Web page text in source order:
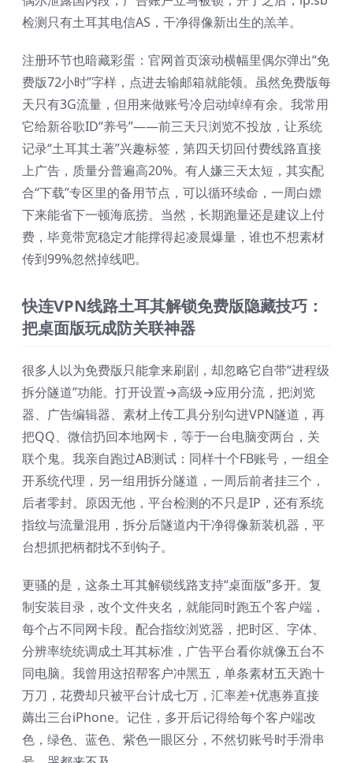
检测只有土耳其电信AS，干净得像新出生的羔羊。
注册环节也暗藏彩蛋：官网首页滚动横幅里偶尔弹出“免
费版72小时”字样，点进去输邮箱就能领。虽然免费版每
天只有3G流量，但用来做账号冷启动绰绰有余。我常用
它给新谷歌ID“养号”——前三天只浏览不投放，让系统
记录“土耳其土著”兴趣标签，第四天切回付费线路直接
上广告，质量分普遍高20%。有人嫌三天太短，其实配
合“下载”专区里的备用节点，可以循环续命，一周白嫖
下来能省下一顿海底捞。当然，长期跑量还是建议上付
费，毕竟带宽稳定才能撑得起凌晨爆量，谁也不想素材
传到99%忽然掉线吧。
快连VPN线路土耳其解锁免费版隐藏技巧：
把桌面版玩成防关联神器
很多人以为免费版只能拿来刷剧，却忽略它自带“进程级
拆分隧道”功能。打开设置→高级→应用分流，把浏览
器、广告编辑器、素材上传工具分别勾进VPN隧道，再
把QQ、微信扔回本地网卡，等于一台电脑变两台，关
联个鬼。我亲自跑过AB测试：同样十个FB账号，一组全
开系统代理，另一组用拆分隧道，一周后前者挂三个，
后者零封。原因无他，平台检测的不只是IP，还有系统
指纹与流量混用，拆分后隧道内干净得像新装机器，平
台想抓把柄都找不到钩子。
更骚的是，这条土耳其解锁线路支持“桌面版”多开。复
制安装目录，改个文件夹名，就能同时跑五个客户端，
每个占不同网卡段。配合指纹浏览器，把时区、字体、
分辨率统统调成土耳其标准，广告平台看你就像五台不
同电脑。我曾用这招帮客户冲黑五，单条素材五天跑十
万刀，花费却只被平台计成七万，汇率差+优惠券直接
薅出三台iPhone。记住，多开后记得给每个客户端改
色，绿色、蓝色、紫色一眼区分，不然切账号时手滑串